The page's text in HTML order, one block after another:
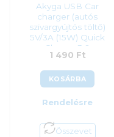
Akyga USB Car
charger (autós
szivargyújtós töltő)
5V/3A (15W) Quick
Charge 3.0
1 490 Ft
KOSÁRBA
Rendelésre
Összevet